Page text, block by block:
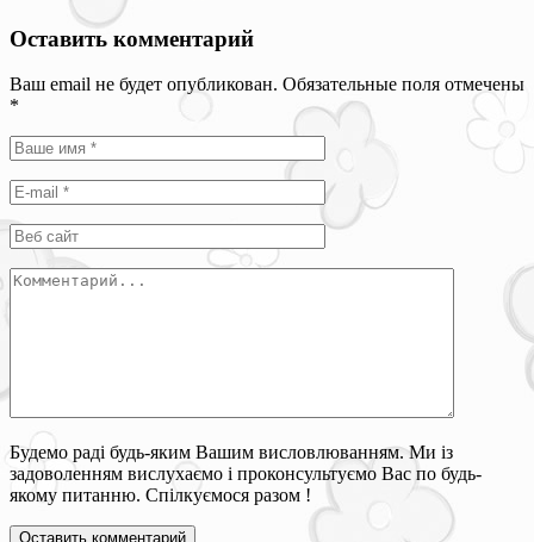
Оставить комментарий
Ваш email не будет опубликован. Обязательные поля отмечены
*
Будемо раді будь-яким Вашим висловлюванням. Ми із
задоволенням вислухаємо і проконсультуємо Вас по будь-
якому питанню. Спілкуємося разом !